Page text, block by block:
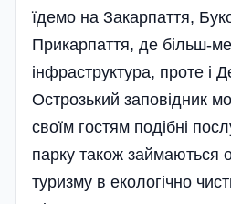
їдемо на Закарпаття,
Прикарпаття, де більш-
інфраструктура, проте і
Острозький заповідник
своїм гостям подібні
парку також займаються
туризму в екологічно